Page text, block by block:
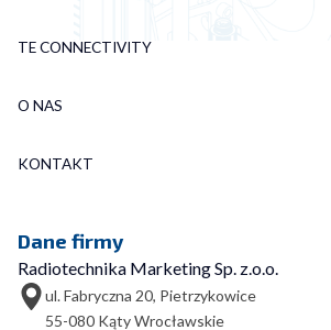
TE CONNECTIVITY
O NAS
KONTAKT
Dane firmy
Radiotechnika Marketing Sp. z.o.o.
ul. Fabryczna 20, Pietrzykowice
55-080 Kąty Wrocławskie